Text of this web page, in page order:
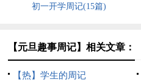
初一开学周记(15篇)
【元旦趣事周记】相关文章：
【热】学生的周记